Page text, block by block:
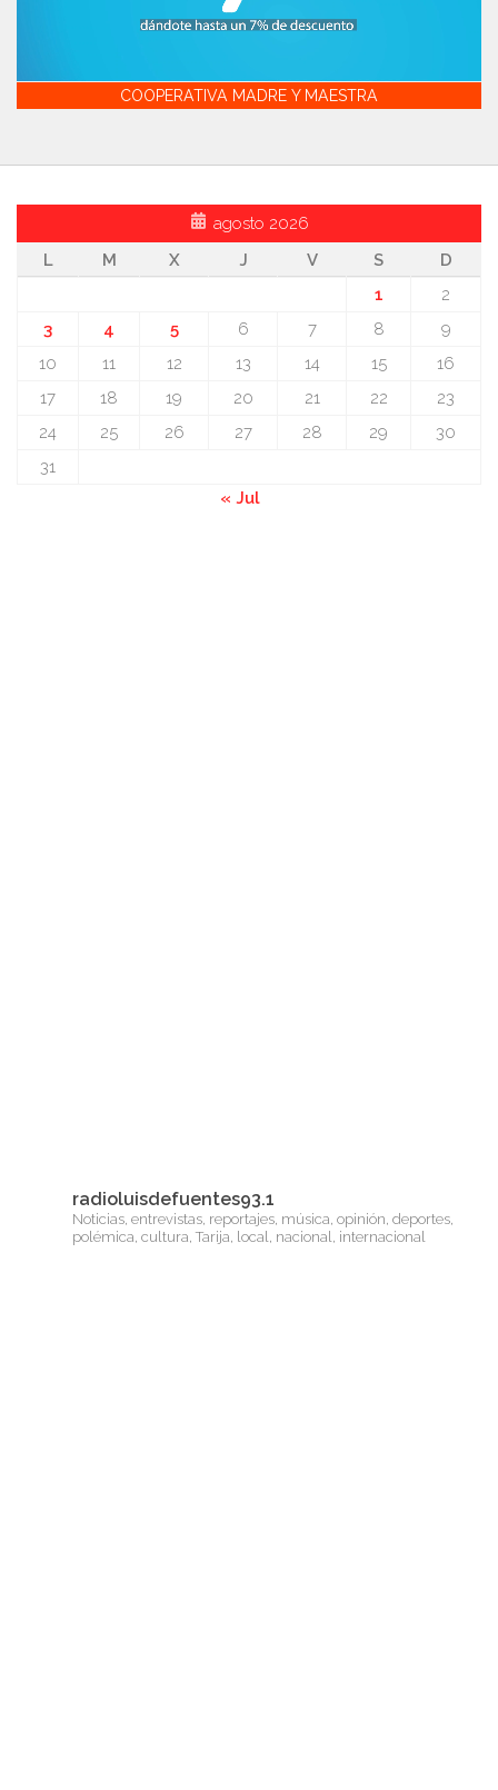
COOPERATIVA MADRE Y MAESTRA
agosto 2026
L
M X J V S
D
1
2
3
4 5 6 7 8
9
10
11 12 13 14 15
16
17
18 19 20 21 22
23
24
25 26 27 28 29
30
31
« Jul
radioluisdefuentes93.1
Noticias, entrevistas, reportajes, música, opinión, deportes,
polémica, cultura, Tarija, local, nacional, internacional